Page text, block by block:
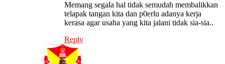
Memang segala hal tidak semudah membalikkan
telapak tangan kita dan p0erlu adanya kerja
kerasa agar usaha yang kita jalani tidak sia-sia..
Reply